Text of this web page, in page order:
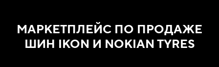
МАРКЕТПЛЕЙС ПО ПРОДАЖЕ
ШИН IKON И NOKIAN TYRES